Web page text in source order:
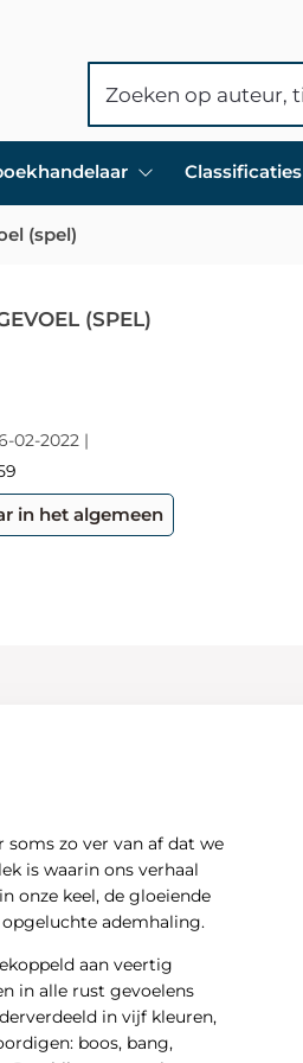
Classificaties
(spel)
(SPEL)
02-2022 |
in het algemeen
soms zo ver van af dat we
is waarin ons verhaal
onze keel, de gloeiende
ademhaling.
aan veertig
in alle rust gevoelens
in vijf kleuren,
boos, bang,